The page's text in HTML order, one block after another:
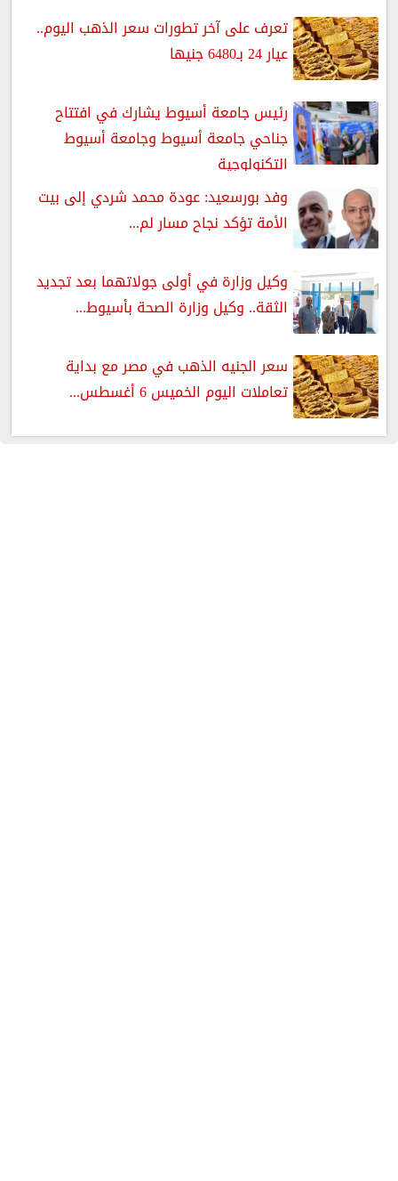
تعرف على آخر تطورات سعر الذهب اليوم..
عيار 24 بـ6480 جنيها
رئيس جامعة أسيوط يشارك في افتتاح
جناحي جامعة أسيوط وجامعة أسيوط
التكنولوجية
وفد بورسعيد: عودة محمد شردي إلى بيت
الأمة تؤكد نجاح مسار لم...
وكيل وزارة في أولى جولاتهما بعد تجديد
الثقة.. وكيل وزارة الصحة بأسيوط...
سعر الجنيه الذهب في مصر مع بداية
تعاملات اليوم الخميس 6 أغسطس...